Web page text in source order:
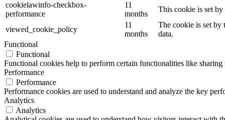
cookielawinfo-checkbox-
performance
11
months
This cookie is set
viewed_cookie_policy
11
months
The cookie is set by
data.
Functional
Functional
Functional cookies help to perform certain functionalities like
Performance
Performance
Performance cookies are used to understand and analyze the key
Analytics
Analytics